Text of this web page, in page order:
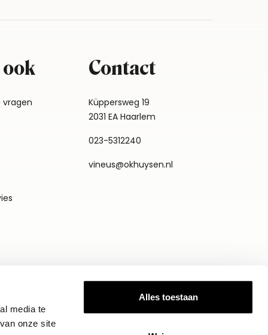
media te
onze site
Alles toestaan
vragen
Contact
Küppersweg 19
2031 EA Haarlem
023-5312240
vineus@okhuysen.nl